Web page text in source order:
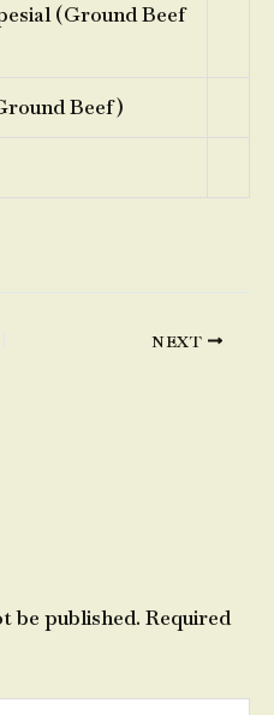
(Ground Beef
Beef)
NEXT
be published. Required